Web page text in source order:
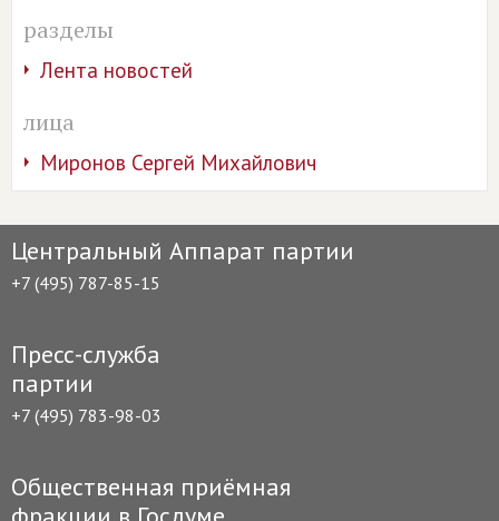
разделы
Лента новостей
лица
Миронов Сергей Михайлович
Центральный Аппарат партии
+7 (495) 787-85-15
Пресс-служба
партии
+7 (495) 783-98-03
Общественная приёмная